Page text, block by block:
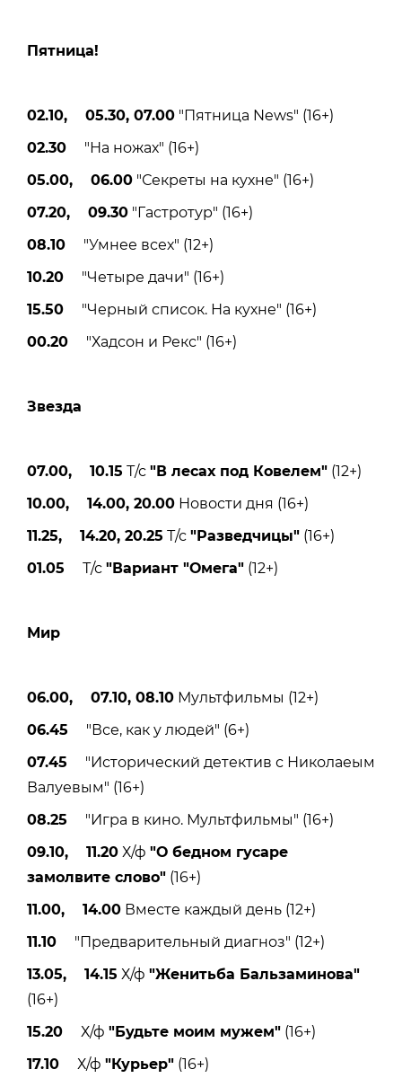
Пятницa!
02.10, 05.30, 07.00 "Пятница News" (16+)
02.30 "На ножах" (16+)
05.00, 06.00 "Секреты на кухне" (16+)
07.20, 09.30 "Гастротур" (16+)
08.10 "Умнее всех" (12+)
10.20 "Четыре дачи" (16+)
15.50 "Черный список. На кухне" (16+)
00.20 "Хадсон и Рекс" (16+)
Звезда
07.00, 10.15 Т/с "В лесах под Ковелем" (12+)
10.00, 14.00, 20.00 Новости дня (16+)
11.25, 14.20, 20.25 Т/с "Разведчицы" (16+)
01.05 Т/с "Вариант "Омега" (12+)
Мир
06.00, 07.10, 08.10 Мультфильмы (12+)
06.45 "Все, как у людей" (6+)
07.45 "Исторический детектив с Николаеым
Валуевым" (16+)
08.25 "Игра в кино. Мультфильмы" (16+)
09.10, 11.20 Х/ф "О бедном гусаре
замолвите слово" (16+)
11.00, 14.00 Вместе каждый день (12+)
11.10 "Предварительный диагноз" (12+)
13.05, 14.15 Х/ф "Женитьба Бальзаминова"
(16+)
15.20 Х/ф "Будьте моим мужем" (16+)
17.10 Х/ф "Курьер" (16+)